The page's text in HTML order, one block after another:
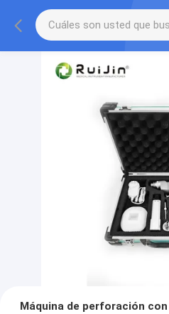
Máquina de perforación